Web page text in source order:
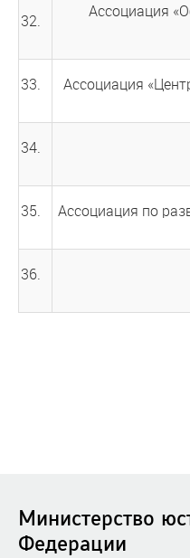
32.
Ассоциация
33. Ассоциация
34.
35. Ассоциация по
36.
Министерство
Федерации